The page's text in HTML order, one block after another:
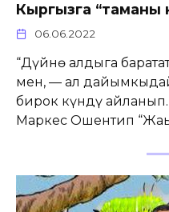
Кыргызга “таманы
06.06.2022
“Дүйнө алдыга
мен, — ал дайымкыдай
бирок күндү
Маркес Ошентип